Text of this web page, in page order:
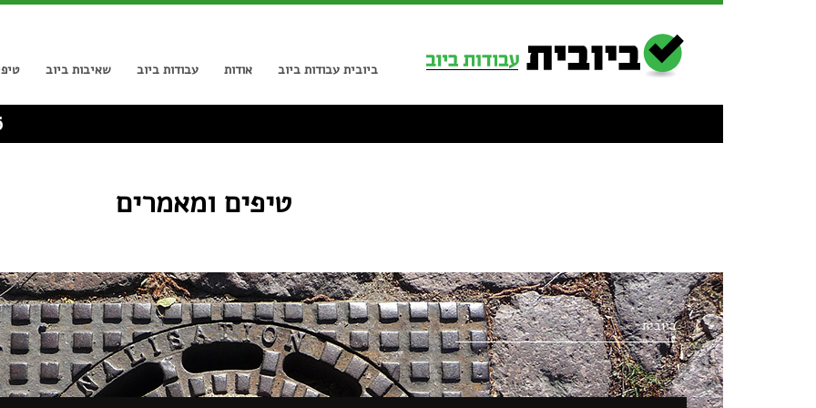
ביובית עבודות ביוב אודות עבודות ביוב שאיבות ביוב
טיפים ומאמרים
ביובית